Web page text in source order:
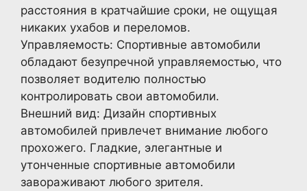
расстояния в кратчайшие сроки, не ощущая
никаких ухабов и переломов.
Управляемость: Спортивные автомобили
обладают безупречной управляемостью, что
позволяет водителю полностью
контролировать свои автомобили.
Внешний вид: Дизайн спортивных
автомобилей привлечет внимание любого
прохожего. Гладкие, элегантные и
утонченные спортивные автомобили
завораживают любого зрителя.